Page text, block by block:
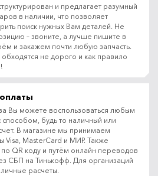
и предлагает разумный
в наличии, что позволяет
поиск нужных Вам деталей. Не
– звоните, а лучше пишите в
и закажем почти любую запчасть.
не дорого и как правило
Вы можете воспользоваться любым
будь то наличный или
В магазине мы принимаем
Visa, MasterCard и МИР. Также
по QR коду и путём онлайн переводов
СБП на Тинькофф. Для организаций
расчеты.